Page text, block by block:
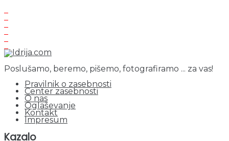
Poslušamo, beremo, pišemo, fotografiramo ... za vas!
Pravilnik o zasebnosti
Center zasebnosti
O nas
Oglaševanje
Kontakt
Impresum
Kazalo